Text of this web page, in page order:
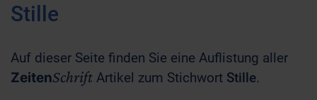
Stille
Auf dieser Seite finden Sie eine Auflistung aller
ZeitenSchrift Artikel zum Stichwort Stille.